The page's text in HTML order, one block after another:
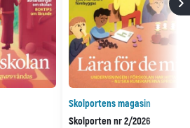
Skolportens magasin
Skolporten nr 2/2026